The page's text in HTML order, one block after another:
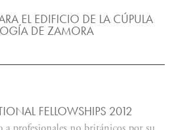
EL EDIFICIO DE LA CÚPULA
DE ZAMORA
FELLOWSHIPS 2012